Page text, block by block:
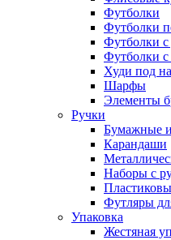
Футболки
Футболки
Футболки
Футболки
Худи под
Шарфы
Элементы
Ручки
Бумажные
Карандаши
Наборы с
Футляры
Упаковка
Жестяная